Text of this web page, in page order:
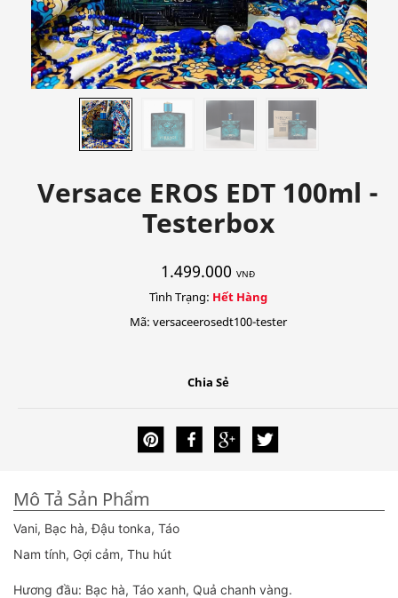
Versace EROS EDT 100ml -
Testerbox
1.499.000 VNĐ
Tình Trạng: Hết Hàng
Mã: versaceerosedt100-tester
Chia Sẻ
Mô Tả Sản Phẩm
Vani, Bạc hà, Đậu tonka, Táo
Nam tính, Gợi cảm, Thu hút
Hương đầu: Bạc hà, Táo xanh, Quả chanh vàng.